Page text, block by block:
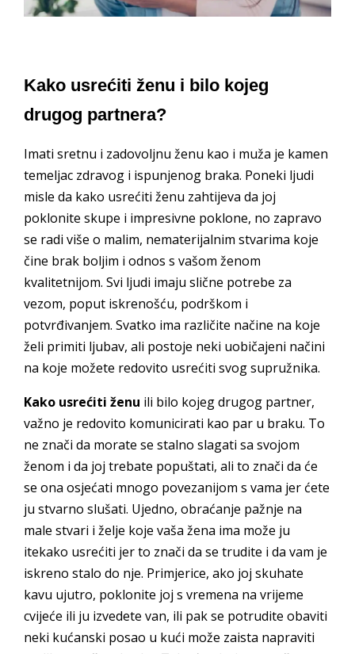
Kako usrećiti ženu i bilo kojeg
drugog partnera?
Imati sretnu i zadovoljnu ženu kao i muža je kamen
temeljac zdravog i ispunjenog braka. Poneki ljudi
misle da kako usrećiti ženu zahtijeva da joj
poklonite skupe i impresivne poklone, no zapravo
se radi više o malim, nematerijalnim stvarima koje
čine brak boljim i odnos s vašom ženom
kvalitetnijom. Svi ljudi imaju slične potrebe za
vezom, poput iskrenošću, podrškom i
potvrđivanjem. Svatko ima različite načine na koje
želi primiti ljubav, ali postoje neki uobičajeni načini
na koje možete redovito usrećiti svog supružnika.
Kako usrećiti ženu ili bilo kojeg drugog partner,
važno je redovito komunicirati kao par u braku. To
ne znači da morate se stalno slagati sa svojom
ženom i da joj trebate popuštati, ali to znači da će
se ona osjećati mnogo povezanijom s vama jer ćete
ju stvarno slušati. Ujedno, obraćanje pažnje na
male stvari i želje koje vaša žena ima može ju
itekako usrećiti jer to znači da se trudite i da vam je
iskreno stalo do nje. Primjerice, ako joj skuhate
kavu ujutro, poklonite joj s vremena na vrijeme
cvijeće ili ju izvedete van, ili pak se potrudite obaviti
neki kućanski posao u kući može zaista napraviti